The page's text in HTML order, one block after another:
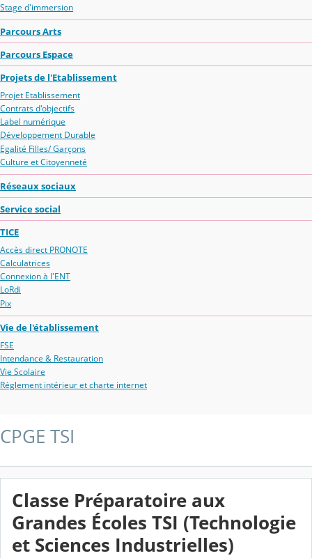
Stage d'immersion
Parcours Arts
Parcours Espace
Projets de l'Etablissement
Projet Etablissement
Contrats d'objectifs
Label numérique
Développement Durable
Egalité Filles/ Garçons
Culture et Citoyenneté
Réseaux sociaux
Service social
TICE
Accès direct PRONOTE
Calculatrices
Connexion à l'ENT
LoRdi
Pix
Vie de l'établissement
FSE
Intendance & Restauration
Vie Scolaire
Réglement intérieur et charte internet
CPGE TSI
Classe Préparatoire aux
Grandes Écoles TSI (Technologie
et Sciences Industrielles)